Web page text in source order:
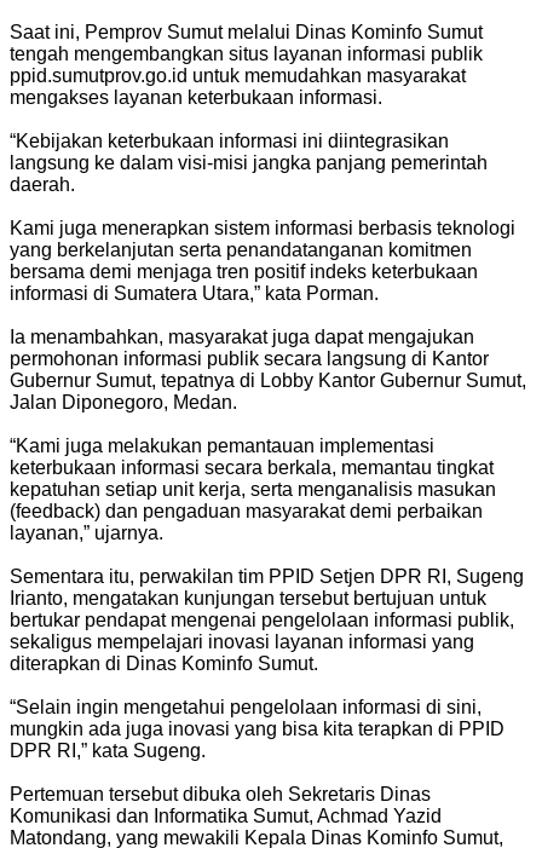
Saat ini, Pemprov Sumut melalui Dinas Kominfo Sumut
tengah mengembangkan situs layanan informasi publik
ppid.sumutprov.go.id untuk memudahkan masyarakat
mengakses layanan keterbukaan informasi.
“Kebijakan keterbukaan informasi ini diintegrasikan
langsung ke dalam visi-misi jangka panjang pemerintah
daerah.
Kami juga menerapkan sistem informasi berbasis teknologi
yang berkelanjutan serta penandatanganan komitmen
bersama demi menjaga tren positif indeks keterbukaan
informasi di Sumatera Utara,” kata Porman.
Ia menambahkan, masyarakat juga dapat mengajukan
permohonan informasi publik secara langsung di Kantor
Gubernur Sumut, tepatnya di Lobby Kantor Gubernur Sumut,
Jalan Diponegoro, Medan.
“Kami juga melakukan pemantauan implementasi
keterbukaan informasi secara berkala, memantau tingkat
kepatuhan setiap unit kerja, serta menganalisis masukan
(feedback) dan pengaduan masyarakat demi perbaikan
layanan,” ujarnya.
Sementara itu, perwakilan tim PPID Setjen DPR RI, Sugeng
Irianto, mengatakan kunjungan tersebut bertujuan untuk
bertukar pendapat mengenai pengelolaan informasi publik,
sekaligus mempelajari inovasi layanan informasi yang
diterapkan di Dinas Kominfo Sumut.
“Selain ingin mengetahui pengelolaan informasi di sini,
mungkin ada juga inovasi yang bisa kita terapkan di PPID
DPR RI,” kata Sugeng.
Pertemuan tersebut dibuka oleh Sekretaris Dinas
Komunikasi dan Informatika Sumut, Achmad Yazid
Matondang, yang mewakili Kepala Dinas Kominfo Sumut,